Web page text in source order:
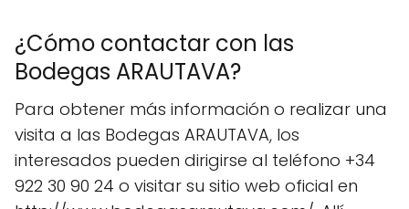
¿Cómo contactar con las
Bodegas ARAUTAVA?
Para obtener más información o realizar una
visita a las Bodegas ARAUTAVA, los
interesados pueden dirigirse al teléfono +34
922 30 90 24 o visitar su sitio web oficial en